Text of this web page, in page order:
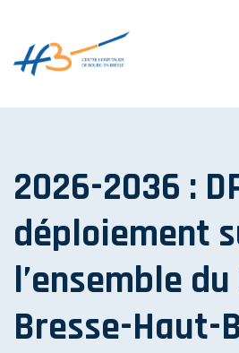
2026-2036 :
déploiement
l’ensemble du
Bresse-Haut-